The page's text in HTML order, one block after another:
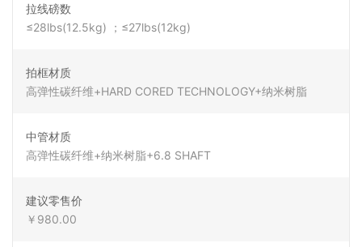
拉线磅数
≤28lbs(12.5kg) ；≤27lbs(12kg)
拍框材质
高弹性碳纤维+HARD CORED TECHNOLOGY+纳米树脂
中管材质
高弹性碳纤维+纳米树脂+6.8 SHAFT
建议零售价
￥980.00